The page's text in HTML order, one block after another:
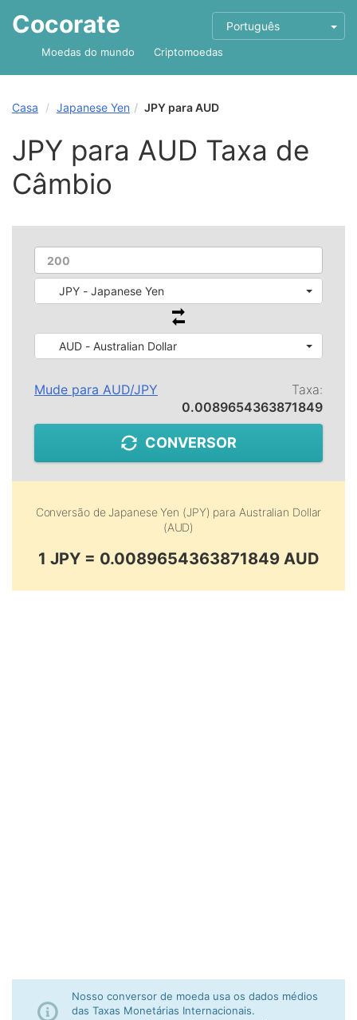
Cocorate Português
Moedas do mundo Criptomoedas
Casa Japanese Yen JPY para AUD
JPY para AUD Taxa de
Câmbio
JPY - Japanese Yen
AUD - Australian Dollar
Mude para AUD/JPY
Taxa:
0.0089654363871849
CONVERSOR
Conversão deJapanese Yen (JPY) para Australian Dollar
(AUD)
1 JPY = 0.0089654363871849 AUD
Nosso conversor de moeda usa os dados médios
das Taxas Monetárias Internacionais.